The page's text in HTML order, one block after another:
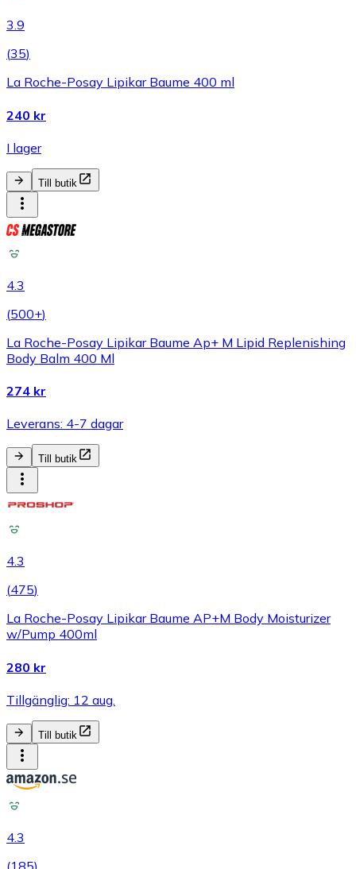
3.9
(35)
La Roche-Posay Lipikar Baume 400 ml
240 kr
I lager
Till butik
4.3
(500+)
La Roche-Posay Lipikar Baume Ap+ M Lipid Replenishing
Body Balm 400 Ml
274 kr
Leverans: 4-7 dagar
Till butik
4.3
(475)
La Roche-Posay Lipikar Baume AP+M Body Moisturizer
w/Pump 400ml
280 kr
Tillgänglig: 12 aug.
Till butik
4.3
(185)